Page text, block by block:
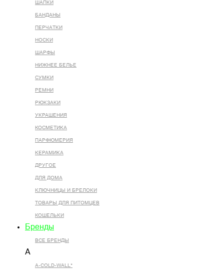
ШАПКИ
БАНДАНЫ
ПЕРЧАТКИ
НОСКИ
ШАРФЫ
НИЖНЕЕ БЕЛЬЕ
СУМКИ
РЕМНИ
РЮКЗАКИ
УКРАШЕНИЯ
КОСМЕТИКА
ПАРФЮМЕРИЯ
КЕРАМИКА
ДРУГОЕ
ДЛЯ ДОМА
КЛЮЧНИЦЫ И БРЕЛОКИ
ТОВАРЫ ДЛЯ ПИТОМЦЕВ
КОШЕЛЬКИ
Бренды
ВСЕ БРЕНДЫ
A
A-COLD-WALL*